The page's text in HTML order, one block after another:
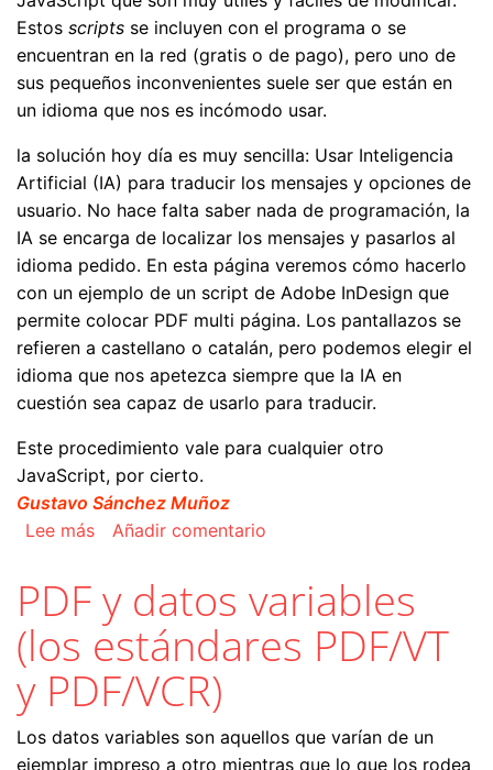
Estos scripts se incluyen con el programa o se
encuentran en la red (gratis o de pago), pero uno de
sus pequeños inconvenientes suele ser que están en
un idioma que nos es incómodo usar.
la solución hoy día es muy sencilla: Usar Inteligencia
Artificial (IA) para traducir los mensajes y opciones de
usuario. No hace falta saber nada de programación, la
IA se encarga de localizar los mensajes y pasarlos al
idioma pedido. En esta página veremos cómo hacerlo
con un ejemplo de un script de Adobe InDesign que
permite colocar PDF multi página. Los pantallazos se
refieren a castellano o catalán, pero podemos elegir el
idioma que nos apetezca siempre que la IA en
cuestión sea capaz de usarlo para traducir.
Este procedimiento vale para cualquier otro
JavaScript, por cierto.
Gustavo Sánchez Muñoz
Lee mássobre Cómo traducir un script de JavaScript
Añadir comentario
PDF y datos variables
(los estándares PDF/VT
y PDF/VCR)
Los datos variables son aquellos que varían de un
ejemplar impreso a otro mientras que lo que los rodea